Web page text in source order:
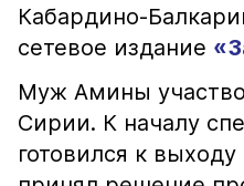
Кабардино-
сетевое издание
Муж Амины
Сирии. К началу
готовился к